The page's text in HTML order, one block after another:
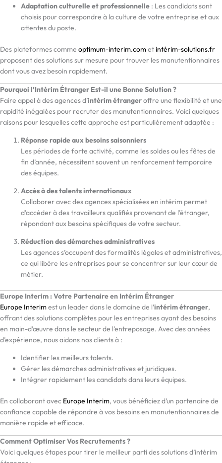
Adaptation culturelle et professionnelle : Les candidats sont
choisis pour correspondre à la culture de votre entreprise et aux
attentes du poste.
Des plateformes comme optimum-interim.cometintérim-solutions.fr
proposent des solutions sur mesure pour trouver les manutentionnaires
dont vous avez besoin rapidement.
Pourquoi l’Intérim Étranger Est-il une Bonne Solution ?
Faire appel à des agences d’intérim étrangeroffre une flexibilité et une
rapidité inégalées pour recruter des manutentionnaires. Voici quelques
raisons pour lesquelles cette approche est particulièrement adaptée :
Réponse rapide aux besoins saisonniers
Les périodes de forte activité, comme les soldes ou les fêtes de
fin d’année, nécessitent souvent un renforcement temporaire
des équipes.
Accès à des talents internationaux
Collaborer avec des agences spécialisées en intérim permet
d’accéder à des travailleurs qualifiés provenant de l’étranger,
répondant aux besoins spécifiques de votre secteur.
Réduction des démarches administratives
Les agences s’occupent des formalités légales et administratives,
ce qui libère les entreprises pour se concentrer sur leur cœur de
métier.
Europe Interim : Votre Partenaire en Intérim Étranger
Europe Interimest un leader dans le domaine de l’intérim étranger,
offrant des solutions complètes pour les entreprises ayant des besoins
en main-d’œuvre dans le secteur de l’entreposage. Avec des années
d’expérience, nous aidons nos clients à :
Identifier les meilleurs talents.
Gérer les démarches administratives et juridiques.
Intégrer rapidement les candidats dans leurs équipes.
En collaborant avec Europe Interim, vous bénéficiez d’un partenaire de
confiance capable de répondre à vos besoins en manutentionnaires de
manière rapide et efficace.
Comment Optimiser Vos Recrutements ?
Voici quelques étapes pour tirer le meilleur parti des solutions d’intérim